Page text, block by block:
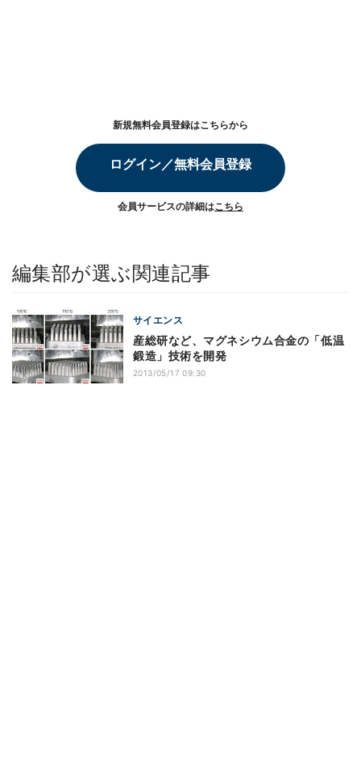
新規無料会員登録はこちらから
ログイン／無料会員登録
会員サービスの詳細はこちら
編集部が選ぶ関連記事
サイエンス
産総研など、マグネシウム合金の「低温
鍛造」技術を開発
2013/05/17 09:30